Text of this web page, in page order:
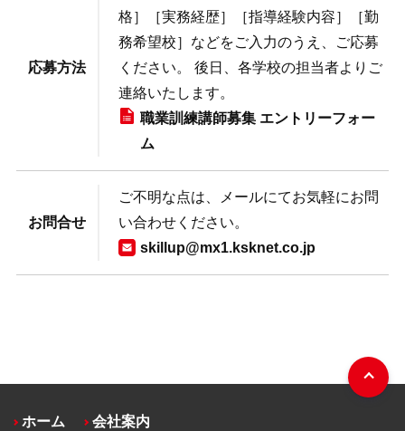
応募方法
格］［実務経歴］［指導経験内容］［勤
務希望校］などをご入力のうえ、ご応募
ください。
後日、各学校の担当者よりご
連絡いたします。
職業訓練講師募集 エントリーフォー
ム
お問合せ
ご不明な点は、メールにてお気軽にお問
い合わせください。
skillup@mx1.ksknet.co.jp
ホーム 会社案内